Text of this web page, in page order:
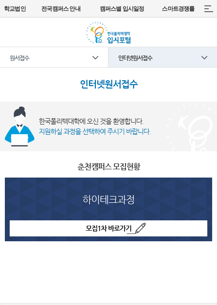
학교법인 전국캠퍼스 안내 캠퍼스별 입시일정 스마트경쟁률
원서접수 인터넷원서접수
인터넷원서접수
한국폴리텍대학에 오신 것을 환영합니다.
지원하실 과정을 선택하여 주시기 바랍니다.
춘천캠퍼스 모집현황
하이테크과정
모집1차 바로가기